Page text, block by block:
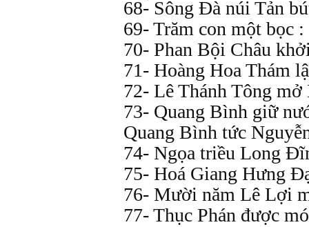
68- Sông Đà núi Tản
69- Trăm con một bọc
70- Phan Bội Châu
71- Hoàng Hoa Thám
72- Lê Thánh Tông
73- Quang Bình giữ
Quang Bình tức
74- Ngọa triều Long
75- Hoá Giang Hưng
76- Mười năm Lê Lợi
77- Thục Phán được